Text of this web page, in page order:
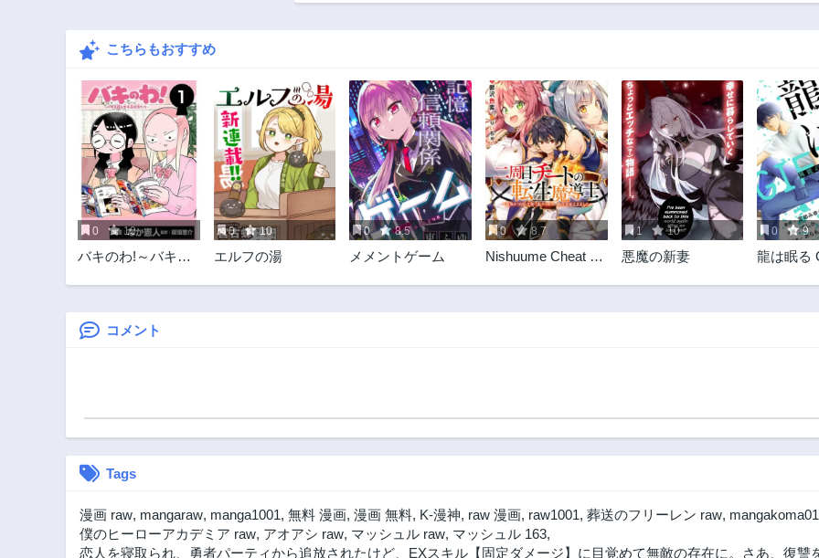
第20.1話 第19.3話 第19.2話
第16.3話 第16.2話
3年前
第16.1話
3年前
第15.1話
3年前
第14.3話
3年前
第14.2話
3年前
第13.2話
3年前
第13.1話
3年前
第12.3話
3年前
第11.3話 第11.2話
3年前
第11.1話
3年前
第10.1話 第9.3話 第9.2話
第1.2話
3年前
第1.1話
3年前
こちらもおすすめ
0 10
バキのわ!～バキを
0 10
エルフの湯
0 8.5
メメントゲーム
0 8.7
Nishuume Cheat No
1 10
悪魔の新妻
0 9
龍は眠る
コメント
Tags
漫画 raw, mangaraw, manga1001, 無料 漫画, 漫画 無料, K-漫神, raw 漫画, raw1001, 葬送のフリーレン raw, mangakoma01
僕のヒーローアカデミア raw, アオアシ raw, マッシュル raw, マッシュル 163,
恋人を寝取られ、勇者パーティから追放されたけど、EXスキル【固定ダメージ】に目覚めて無敵の存在に。さあ、復讐